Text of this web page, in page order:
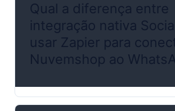
Qual a diferença entre
integração nativa
usar Zapier para
Nuvemshop ao